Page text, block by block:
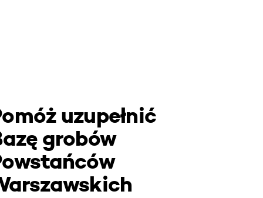
uzupełnić
grobów